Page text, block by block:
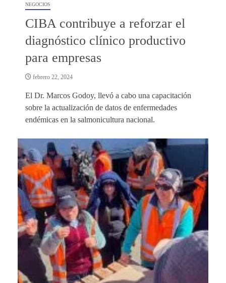
NEGOCIOS
CIBA contribuye a reforzar el
diagnóstico clínico productivo
para empresas
febrero 22, 2024
El Dr. Marcos Godoy, llevó a cabo una capacitación
sobre la actualización de datos de enfermedades
endémicas en la salmonicultura nacional.